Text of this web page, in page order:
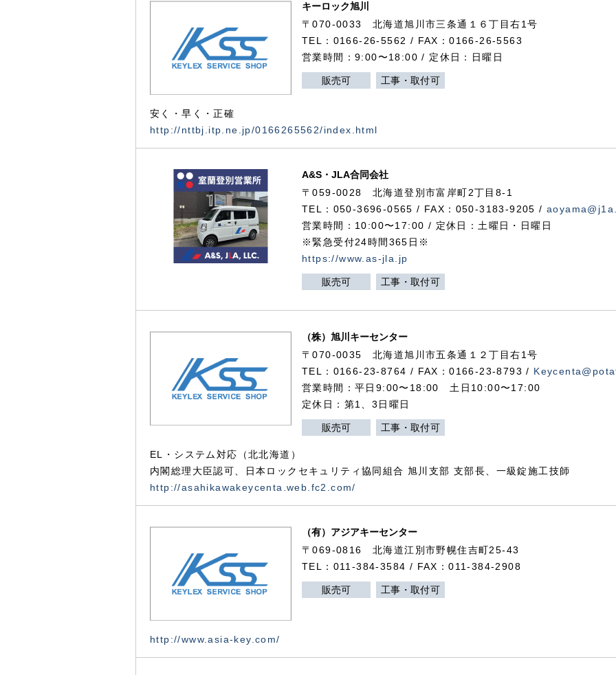
キーロック旭川
〒070-0033 北海道旭川市三条通１６丁目右1号
TEL：0166-26-5562 / FAX：0166-26-5563
営業時間：9:00〜18:00 / 定休日：日曜日
販売可 工事・取付可
安く・早く・正確
http://nttbj.itp.ne.jp/0166265562/index.html
A&S・JLA合同会社
〒059-0028北海道登別市富岸町2丁目 8-1
TEL：050-3696-0565 / FAX：050-3183-9205 /
営業時間：10:00〜17:00 / 定休日：土曜日・日曜日
※緊急受付24時間365日※
https://www.as-jla.jp
販売可 工事・取付可
（株）旭川キーセンター
〒070-0035 北海道旭川市五条通１２丁目右1号
TEL：0166-23-8764 / FAX：0166-23-8793 /
営業時間：平日9:00〜18:00 土日10:00〜17:00
定休日：第1、3日曜日
販売可 工事・取付可
EL・システム対応（北北海道）
内閣総理大臣認可、日本ロックセキュリティ協同組合 旭川支部 支部長、一級錠施工技師
http://asahikawakeycenta.web.fc2.com/
（有）アジアキーセンター
〒069-0816 北海道江別市野幌住吉町25-43
TEL：011-384-3584 / FAX：011-384-2908
販売可 工事・取付可
http://www.asia-key.com/